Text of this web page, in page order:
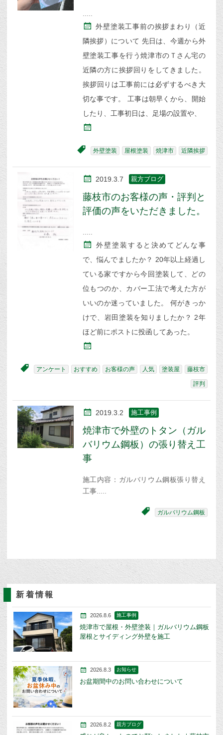
外壁塗装工事前の挨拶まわり（近
隣挨拶）について 先日は、今週から外
壁塗装工事を行う焼津市のＴさん宅の
近隣の方に挨拶回りをしてきました。
挨拶回りは工事前には必ずするべき大
切な事です。 工事は朝早くから、開始
したり、工事初日は、足場の設置や、
外壁塗装 屋根塗装 焼津市 近隣挨拶
2019.3.7 親方ブログ
藤枝市のお客様の声・評判と
評価の声をいただきました。
外壁塗装すると決めてどんな事
で、悩んでましたか？ 20年以上経過し
ている家ですから今回塗装して、どの
位もつのか、カバー工法で考えた方が
いいのか迷っていました。 何がきっか
けで、岩田塗装を知りましたか？ 2年
ほど前にポストに投函してあった。
アンケート おすすめ お客様の声 人気 塗装屋 藤枝市
評判
2019.3.2 施工事例
焼津市で外壁のトタン（ガル
バリウム鋼板）の張り替え工
事
施工内容：ガルバリウム鋼板張り替え
工事
ガルバリウム鋼板
新着情報
2026.8.6 施工事例
焼津市で屋根・外壁塗装｜ガルバリウム鋼板
屋根とサイディング外壁を施工
2026.8.3 お知らせ
お盆期間中のお問い合わせについて
2026.8.2 親方ブログ